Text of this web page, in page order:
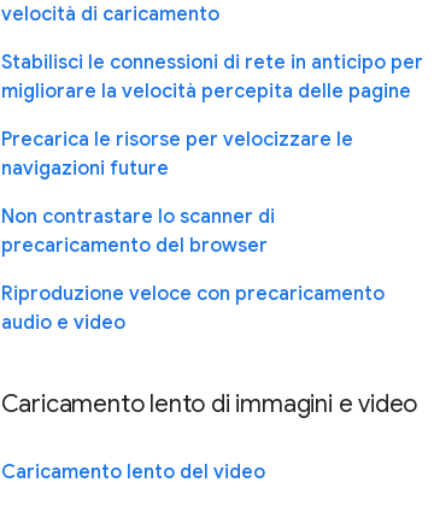
velocità di caricamento
Stabilisci le connessioni di rete in anticipo per
migliorare la velocità percepita delle pagine
Precarica le risorse per velocizzare le
navigazioni future
Non contrastare lo scanner di
precaricamento del browser
Riproduzione veloce con precaricamento
audio e video
Caricamento lento di immagini e video
Caricamento lento del video